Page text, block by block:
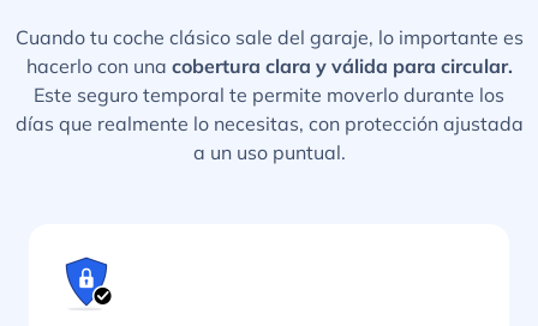
Cuando tu coche clásico sale del garaje, lo importante es
hacerlo con una cobertura clara y válida para circular.
Este seguro temporal te permite moverlo durante los
días que realmente lo necesitas, con protección ajustada
a un uso puntual.